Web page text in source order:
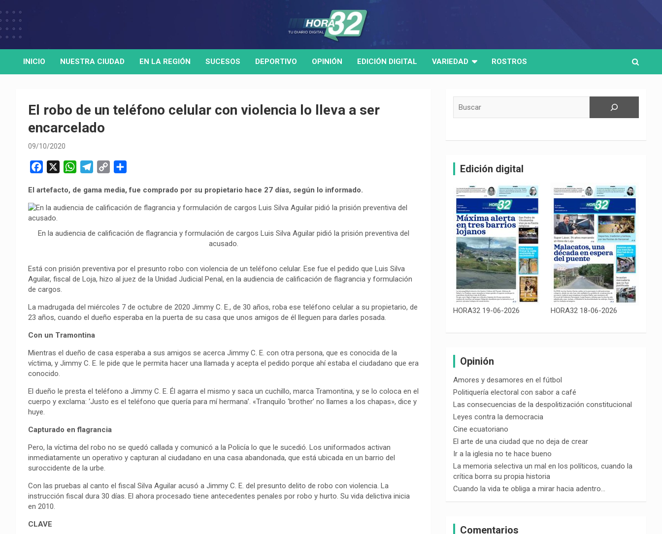
to
HORA32
Medio de comunicación digital
INICIO NUESTRA CIUDAD EN LA REGIÓN SUCESOS DEPORTIVO OPINIÓN EDICIÓN DIGITAL VARIEDAD ROSTROS
El robo de un teléfono celular con violencia lo lleva a ser
encarcelado
09/10/2020
c
e
b
o
W
a
t
A
l
e
r
p
y
i
m
p
r
r
El artefacto, de gama media, fue comprado por su propietario hace 27 días, según lo informado.
En la audiencia de calificación de flagrancia y formulación de cargos Luis Silva Aguilar pidió la prisión preventiva del
acusado.
Está con prisión preventiva por el presunto robo con violencia de un teléfono celular. Ese fue el pedido que Luis Silva
Aguilar, fiscal de Loja, hizo al juez de la Unidad Judicial Penal, en la audiencia de calificación de flagrancia y formulación
de cargos.
La madrugada del miércoles 7 de octubre de 2020 Jimmy C. E., de 30 años, roba ese teléfono celular a su propietario, de
23 años, cuando el dueño esperaba en la puerta de su casa que unos amigos de él lleguen para darles posada.
Con un Tramontina
Mientras el dueño de casa esperaba a sus amigos se acerca Jimmy C. E. con otra persona, que es conocida de la
víctima, y Jimmy C. E. le pide que le permita hacer una llamada y acepta el pedido porque ahí estaba el ciudadano que era
conocido.
El dueño le presta el teléfono a Jimmy C. E. Él agarra el mismo y saca un cuchillo, marca Tramontina, y se lo coloca en el
cuerpo y exclama: ‘Justo es el teléfono que quería para mí hermana’. «Tranquilo ‘brother’ no llames a los chapas», dice y
huye.
Capturado en flagrancia
Pero, la víctima del robo no se quedó callada y comunicó a la Policía lo que le sucedió. Los uniformados activan
inmediatamente un operativo y capturan al ciudadano en una casa abandonada, que está ubicada en un barrio del
suroccidente de la urbe.
Con las pruebas al canto el fiscal Silva Aguilar acusó a Jimmy C. E. del presunto delito de robo con violencia. La
instrucción fiscal dura 30 días. El ahora procesado tiene antecedentes penales por robo y hurto. Su vida delictiva inicia
en 2010.
CLAVE
Edición digital
HORA32 19-06-2026 HORA32 18-06-2026
Opinión
Amores y desamores en el fútbol
Politiquería electoral con sabor a café
Las consecuencias de la despolitización constitucional
Leyes contra la democracia
Cine ecuatoriano
El arte de una ciudad que no deja de crear
Ir a la iglesia no te hace bueno
La memoria selectiva un mal en los políticos, cuando la
crítica borra su propia historia
Cuando la vida te obliga a mirar hacia adentro…
Comentarios